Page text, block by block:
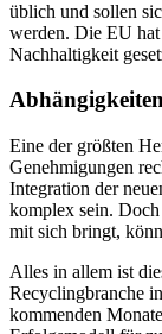
üblich und sollen
werden. Die EU hat
Nachhaltigkeit
Eine der größten
Genehmigungen
Integration der
komplex sein.
mit sich bringt,
Alles in allem ist
Recyclingbranche
kommenden